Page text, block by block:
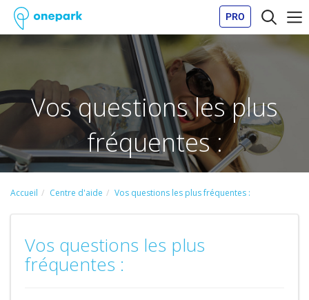
PRO
Vos questions les plus
fréquentes :
Accueil Centre d'aide Vos questions les plus fréquentes :
Vos questions les plus
fréquentes :